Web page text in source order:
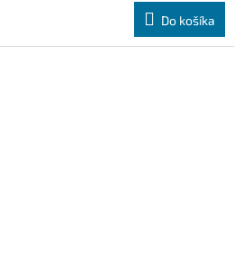
Do košíka